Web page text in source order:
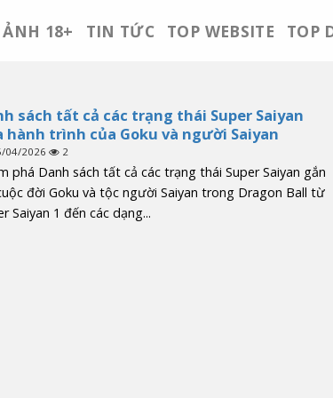
ẢNH 18+ TIN TỨC TOP WEBSITE TOP
sách tất cả các trạng thái Super Saiyan
hành trình của Goku và người Saiyan
04/2026 2
phá Danh sách tất cả các trạng thái Super Saiyan gắn
đời Goku và tộc người Saiyan trong Dragon Ball từ
Saiyan 1 đến các dạng...